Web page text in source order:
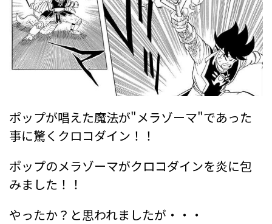
ポップが唱えた魔法が"メラゾーマ"であった
事に驚くクロコダイン！！
ポップのメラゾーマがクロコダインを炎に包
みました！！
やったか？と思われましたが・・・